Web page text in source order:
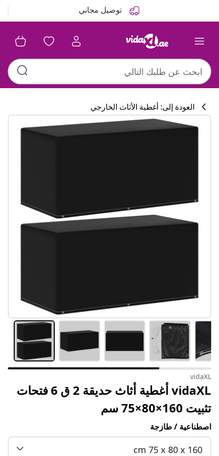
توصيل مجاني
تشكيلة المطبخ
العودة إلى: أغطية الأثاث الخارجي
vidaXL
vidaXL أغطية أثاث حديقة 2 ق 6 فتحات
تثبيت 160×80×75 سم
اصطناعية / طازجة
cm 75 x 80 x 160